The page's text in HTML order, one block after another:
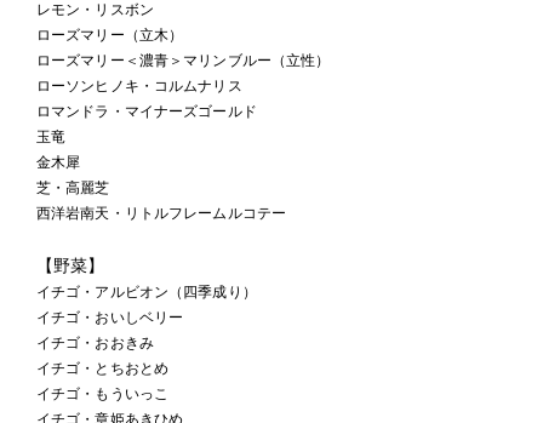
レモン・リスボン
ローズマリー（立木）
ローズマリー＜濃青＞マリンブルー（立性）
ローソンヒノキ・コルムナリス
ロマンドラ・マイナーズゴールド
玉竜
金木犀
芝・高麗芝
西洋岩南天・リトルフレームルコテー
【野菜】
イチゴ・アルビオン（四季成り）
イチゴ・おいしベリー
イチゴ・おおきみ
イチゴ・とちおとめ
イチゴ・もういっこ
イチゴ・章姫あきひめ